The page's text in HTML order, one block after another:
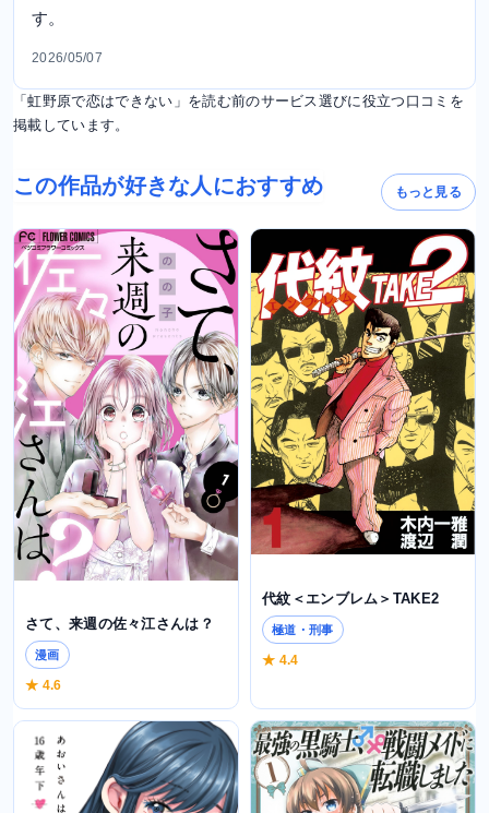
す。
2026/05/07
「虹野原で恋はできない」を読む前のサービス選びに役立つ口コミを
掲載しています。
この作品が好きな人におすすめ もっと見る
さて、来週の佐々江さんは？
漫画
★ 4.6
代紋＜エンブレム＞TAKE2
極道・刑事
★ 4.4